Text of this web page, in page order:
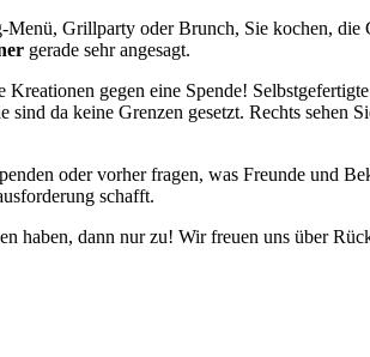
Grillparty oder Brunch, Sie kochen, die
gerade sehr angesagt.
Kreationen gegen eine Spende!
sind da keine Grenzen gesetzt. Rechts sehen
oder vorher fragen, was Freunde und
schafft.
haben, dann nur zu! Wir freuen uns über